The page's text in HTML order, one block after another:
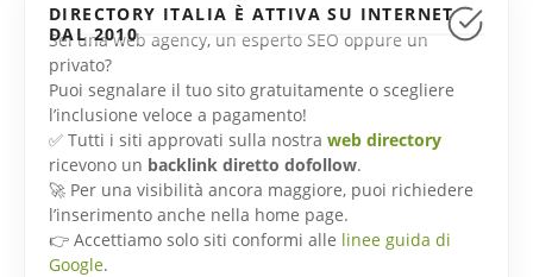
DIRECTORY ITALIA È ATTIVA SU INTERNET
DAL 2010
Sei una web agency, un esperto SEO oppure un
privato?
Puoi segnalare il tuo sito gratuitamente o scegliere
l’inclusione veloce a pagamento!
✅ Tutti i siti approvati sulla nostra web directory
ricevono un backlink diretto dofollow.
🚀 Per una visibilità ancora maggiore, puoi richiedere
l’inserimento anche nella home page.
👉 Accettiamo solo siti conformi alle linee guida di
Google.